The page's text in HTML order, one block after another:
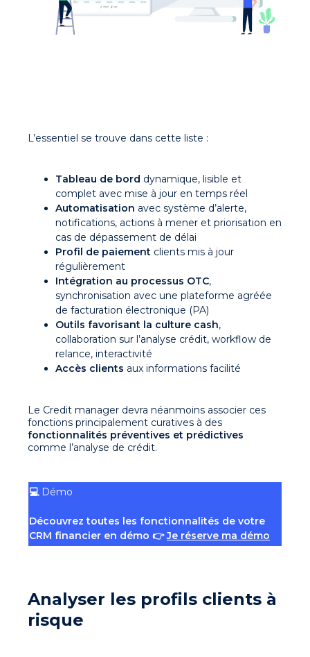
L’essentiel se trouve dans cette liste :
Tableau de bord dynamique, lisible et
complet avec mise à jour en temps réel
Automatisation avec système d’alerte,
notifications, actions à mener et priorisation en
cas de dépassement de délai
Profil de paiement clients mis à jour
régulièrement
Intégration au processus OTC,
synchronisation avec une plateforme agréée
de facturation électronique (PA)
Outils favorisant la culture cash,
collaboration sur l’analyse crédit, workflow de
relance, interactivité
Accès clients aux informations facilité
Le Credit manager devra néanmoins associer ces
fonctions principalement curatives à des
fonctionnalités préventives et prédictives
comme l’analyse de crédit.
💻 Démo
Découvrez toutes les fonctionnalités de votre
CRM financier en démo 👉 Je réserve ma démo
Analyser les profils clients à
risque